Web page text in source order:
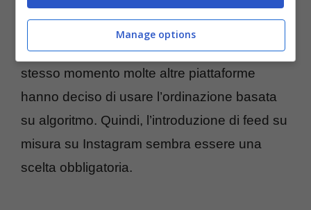
porre in primo piano per gli utenti è stata già
tracciata. Prima Facebook, poi Twitter e nello
stesso momento molte altre piattaforme
hanno deciso di usare l’ordinazione basata
su algoritmo. Quindi, l’introduzione di feed su
misura su Instagram sembra essere una
scelta obbligatoria.
Manage options